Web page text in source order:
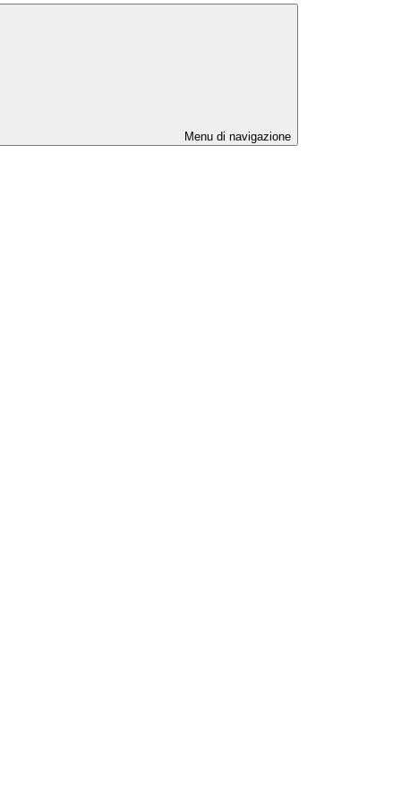
Menu di navigazione